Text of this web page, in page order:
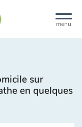
menu
sur
en quelques